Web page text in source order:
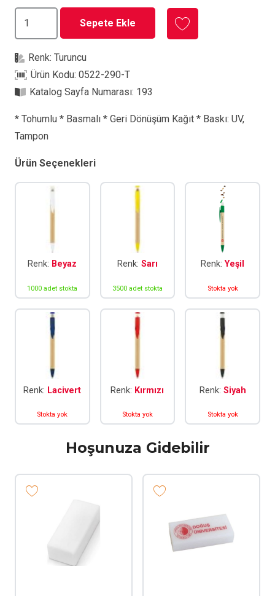
Tohumlu
Kalem
Sepete Ekle
Renk:Turuncu
Ürün Kodu:0522-290-T
Katalog Sayfa Numarası: 193
* Tohumlu * Basmalı * Geri Dönüşüm Kağıt * Baskı: UV,
Tampon
Ürün Seçenekleri
Renk: Beyaz
1000 adet stokta
Renk: Sarı
3500 adet stokta
Renk:Yeşil
Stokta yok
Renk: Lacivert
Stokta yok
Renk: Kırmızı
Stokta yok
Renk: Siyah
Stokta yok
Hoşunuza Gidebilir